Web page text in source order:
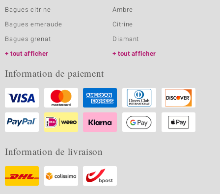
Bagues citrine
Bagues emeraude
Bagues grenat
tout afficher
Ambre
Citrine
Diamant
tout afficher
Information de paiement
Information de livraison